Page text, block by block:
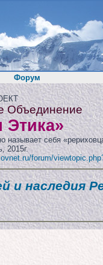
Форум
Объединение
Этика»
называет себя
2015г.
forum/
и наследия